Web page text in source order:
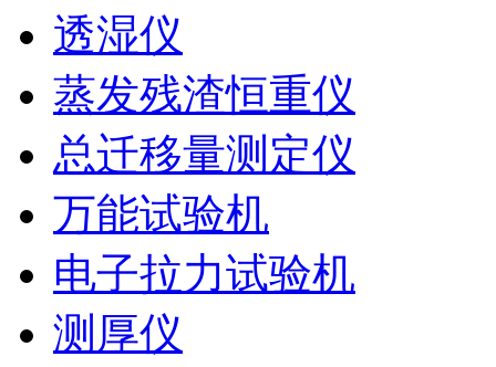
透湿仪
蒸发残渣恒重仪
总迁移量测定仪
万能试验机
电子拉力试验机
测厚仪